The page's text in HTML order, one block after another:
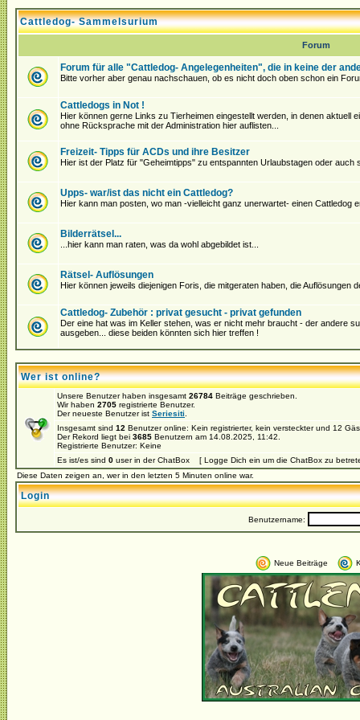
Cattledog- Sammelsurium
Forum
Forum für alle "Cattledog- Angelegenheiten", die in keine der
Bitte vorher aber genau nachschauen, ob es nicht doch oben schon ein
Cattledogs in Not !
Hier können gerne Links zu Tierheimen eingestellt werden, in denen aktuell
ohne Rücksprache mit der Administration hier auflisten...
Freizeit- Tipps für ACDs und ihre Besitzer
Hier ist der Platz für "Geheimtipps" zu entspannten Urlaubstagen oder auch
Upps- war/ist das nicht ein Cattledog?
Hier kann man posten, wo man -vielleicht ganz unerwartet- einen Cattledog
Bilderrätsel...
...hier kann man raten, was da wohl abgebildet ist...
Rätsel- Auflösungen
Hier können jeweils diejenigen Foris, die mitgeraten haben, die Auflösungen
Cattledog- Zubehör : privat gesucht - privat gefunden
Der eine hat was im Keller stehen, was er nicht mehr braucht - der andere
ausgeben... diese beiden könnten sich hier treffen !
Wer ist online?
Unsere Benutzer haben insgesamt 26784 Beiträge geschrieben.
Wir haben 2705 registrierte Benutzer.
Der neueste Benutzer ist Seriesiti
Insgesamt sind 12 Benutzer online: Kein registrierter, kein versteckter und 12
Der Rekord liegt bei 3685 Benutzern am 14.08.2025, 11:42.
Registrierte Benutzer: Keine
Es ist/es sind 0 user in der ChatBox [ Logge Dich ein um die ChatBox zu
Diese Daten zeigen an, wer in den letzten 5 Minuten online war.
Login
Benutzername:
Neue Beiträge